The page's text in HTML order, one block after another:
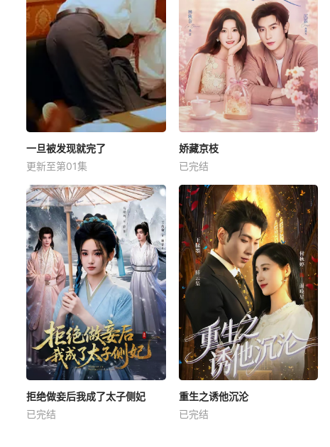
一旦被发现就完了
更新至第01集
娇藏京枝
已完结
拒绝做妾后我成了太子侧妃
已完结
重生之诱他沉沦
已完结